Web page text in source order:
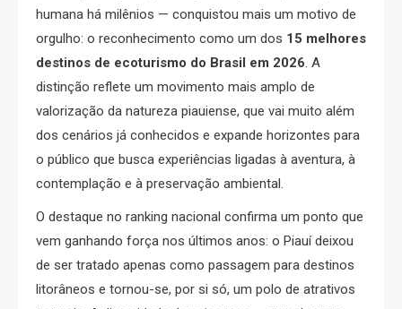
humana há milênios — conquistou mais um motivo de
orgulho: o reconhecimento como um dos 15 melhores
destinos de ecoturismo do Brasil em 2026. A
distinção reflete um movimento mais amplo de
valorização da natureza piauiense, que vai muito além
dos cenários já conhecidos e expande horizontes para
o público que busca experiências ligadas à aventura, à
contemplação e à preservação ambiental.
O destaque no ranking nacional confirma um ponto que
vem ganhando força nos últimos anos: o Piauí deixou
de ser tratado apenas como passagem para destinos
litorâneos e tornou-se, por si só, um polo de atrativos